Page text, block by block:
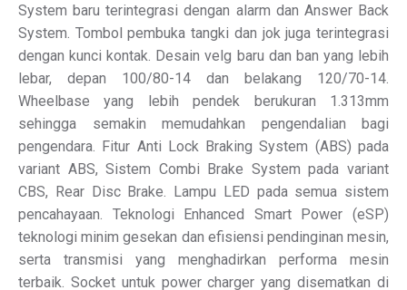
System baru terintegrasi dengan alarm dan Answer Back
System. Tombol pembuka tangki dan jok juga terintegrasi
dengan kunci kontak. Desain velg baru dan ban yang lebih
lebar, depan 100/80-14 dan belakang 120/70-14.
Wheelbase yang lebih pendek berukuran 1.313mm
sehingga semakin memudahkan pengendalian bagi
pengendara. Fitur Anti Lock Braking System (ABS) pada
variant ABS, Sistem Combi Brake System pada variant
CBS, Rear Disc Brake. Lampu LED pada semua sistem
pencahayaan. Teknologi Enhanced Smart Power (eSP)
teknologi minim gesekan dan efisiensi pendinginan mesin,
serta transmisi yang menghadirkan performa mesin
terbaik. Socket untuk power charger yang disematkan di